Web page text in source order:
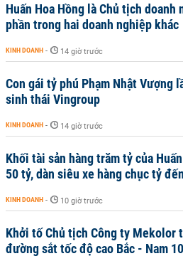
Huấn Hoa Hồng là Chủ tịch
phần trong hai doanh nghiệp khác
KINH DOANH - 14 giờ trước
Con gái tỷ phú Phạm Nhật Vượng
sinh thái Vingroup
KINH DOANH - 14 giờ trước
Khối tài sản hàng trăm tỷ của
50 tỷ, dàn siêu xe hàng chục tỷ
KINH DOANH - 10 giờ trước
Khởi tố Chủ tịch Công ty Mekolor
đường sắt tốc độ cao Bắc - Nam